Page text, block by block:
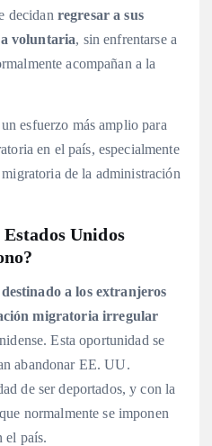
decidan regresar a sus
voluntaria, sin enfrentarse a
acompañan a la
esfuerzo más amplio para
en el país, especialmente
de la administración
Unidos
a los extranjeros
migratoria irregular
Esta oportunidad se
abandonar EE. UU.
de ser deportados, y con la
normalmente se imponen
el país.